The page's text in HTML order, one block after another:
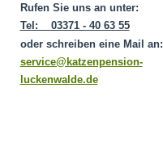
Rufen Sie uns an unter:
Tel: 03371 - 40 63 55
oder schreiben eine Mail an:
service@katzenpension-
luckenwalde.de